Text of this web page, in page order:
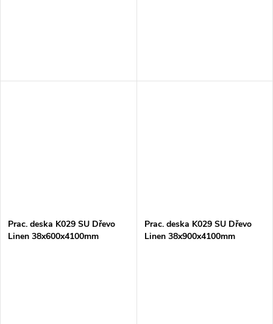
Prac. deska K029 SU Dřevo
Linen 38x600x4100mm
Prac. deska K029 SU Dřevo
Linen 38x900x4100mm